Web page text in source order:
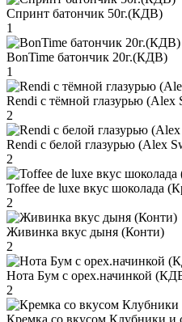
Спринт батончик 50г.(КДВ)
1
BonTime батончик 20г.(КДВ)
1
Rendi с тёмной глазурью (Alex
2
Rendi с белой глазурью (Alex
2
Toffee de luxe вкус шоколада
2
Живинка вкус дыня (Конти)
2
Нота Бум с орех.начинкой
2
Кремка со вкусом Клубники